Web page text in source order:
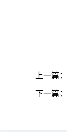
上一篇：
下一篇：